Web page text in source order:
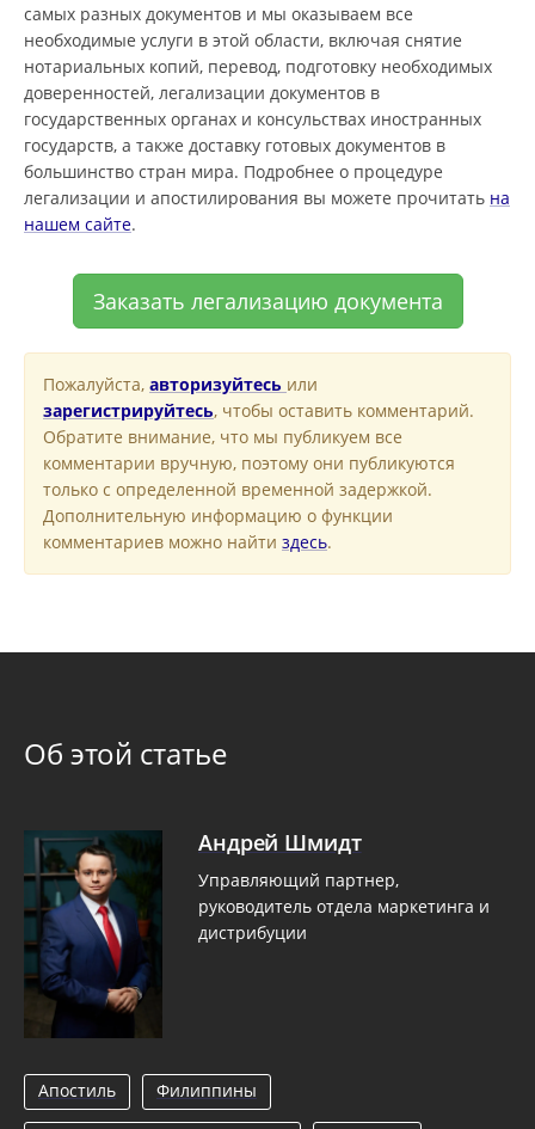
самых разных документов и мы оказываем все
необходимые услуги в этой области, включая снятие
нотариальных копий, перевод, подготовку необходимых
доверенностей, легализации документов в
государственных органах и консульствах иностранных
государств, а также доставку готовых документов в
большинство стран мира. Подробнее о процедуре
легализации и апостилирования вы можете прочитать на
нашем сайте.
Заказать легализацию документа
Пожалуйста, авторизуйтесь или
зарегистрируйтесь, чтобы оставить комментарий.
Обратите внимание, что мы публикуем все
комментарии вручную, поэтому они публикуются
только с определенной временной задержкой.
Дополнительную информацию о функции
комментариев можно найти здесь.
Об этой статье
Андрей Шмидт
Управляющий партнер,
руководитель отдела маркетинга и
дистрибуции
Апостиль Филиппины